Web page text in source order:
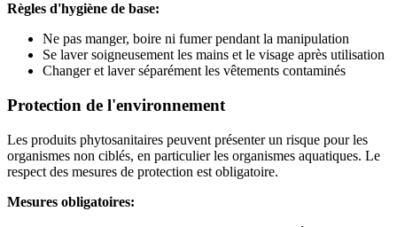
Règles d'hygiène de base:
Ne pas manger, boire ni fumer pendant la manipulation
Se laver soigneusement les mains et le visage après utilisation
Changer et laver séparément les vêtements contaminés
Protection de l'environnement
Les produits phytosanitaires peuvent présenter un risque pour les
organismes non ciblés, en particulier les organismes aquatiques. Le
respect des mesures de protection est obligatoire.
Mesures obligatoires: